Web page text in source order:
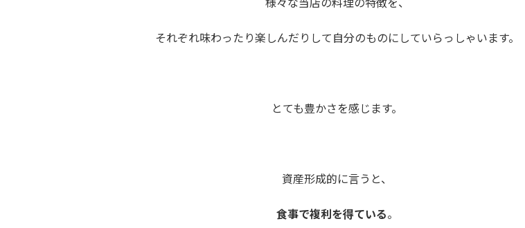
それぞれ味わったり楽しんだりして自分のものにしていらっしゃいます。
とても豊かさを感じます。
資産形成的に言うと、
食事で複利を得ている。